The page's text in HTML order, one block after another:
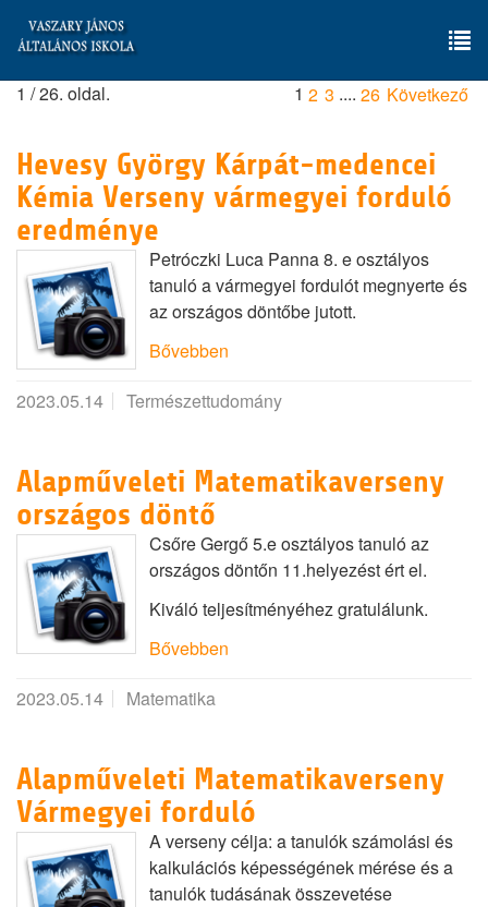
content
1 / 26. oldal. 1 2 3 .... 26 Következő
Hevesy György Kárpát-medencei
Kémia Verseny vármegyei forduló
eredménye
Petróczki Luca Panna 8. e osztályos
tanuló a vármegyei fordulót megnyerte és
az országos döntőbe jutott.
Bővebben
2023.05.14
Természettudomány
Alapműveleti Matematikaverseny
országos döntő
Csőre Gergő 5.e osztályos tanuló az
országos döntőn 11.helyezést ért el.
Kiváló teljesítményéhez gratulálunk.
Bővebben
2023.05.14
Matematika
Alapműveleti Matematikaverseny
Vármegyei forduló
A verseny célja: a tanulók számolási és
kalkulációs képességének mérése és a
tanulók tudásának összevetése